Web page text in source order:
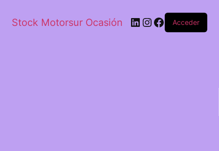
Stock Motorsur Ocasión Acceder